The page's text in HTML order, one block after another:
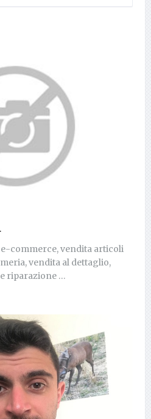
commerce, vendita articoli
vendita al dettaglio,
riparazione …